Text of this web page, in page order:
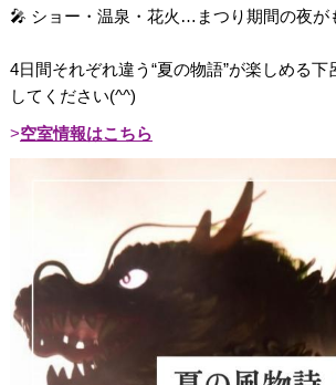
🎤 ショー・温泉・花火…まつり期間の夜が
4日間それぞれ違う“夏の物語”が楽しめる
してください(^^)
空室情報はこちら